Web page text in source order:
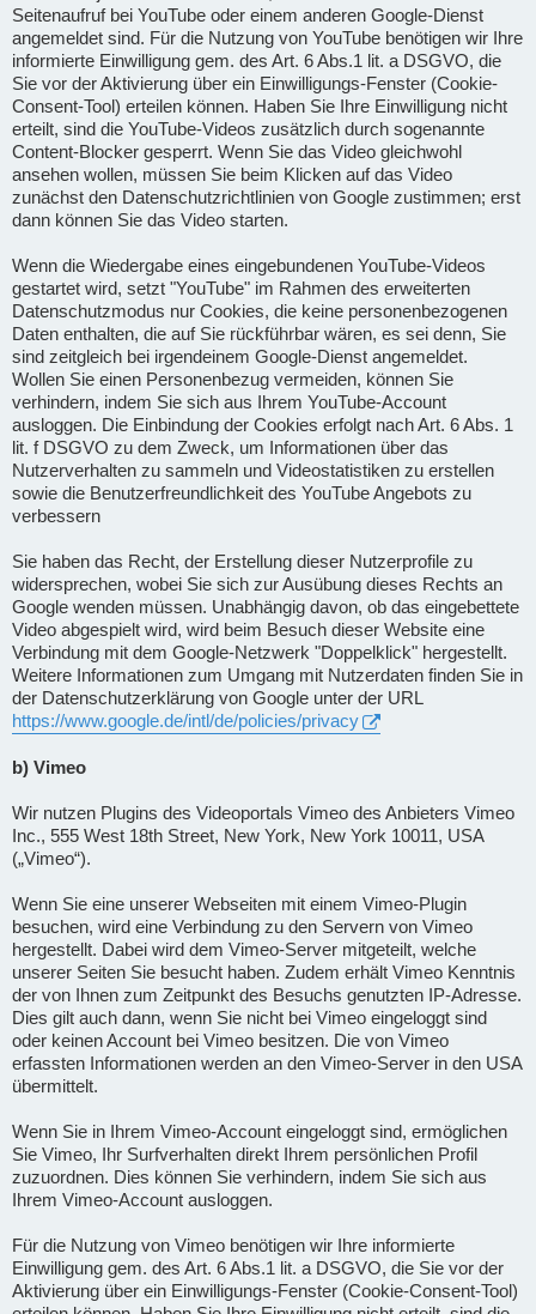
Seitenaufruf bei YouTube oder einem anderen Google-Dienst
angemeldet sind. Für die Nutzung von YouTube benötigen wir Ihre
informierte Einwilligung gem. des Art. 6 Abs.1 lit. a DSGVO, die
Sie vor der Aktivierung über ein Einwilligungs-Fenster (Cookie-
Consent-Tool) erteilen können. Haben Sie Ihre Einwilligung nicht
erteilt, sind die YouTube-Videos zusätzlich durch sogenannte
Content-Blocker gesperrt. Wenn Sie das Video gleichwohl
ansehen wollen, müssen Sie beim Klicken auf das Video
zunächst den Datenschutzrichtlinien von Google zustimmen; erst
dann können Sie das Video starten.
Wenn die Wiedergabe eines eingebundenen YouTube-Videos
gestartet wird, setzt "YouTube" im Rahmen des erweiterten
Datenschutzmodus nur Cookies, die keine personenbezogenen
Daten enthalten, die auf Sie rückführbar wären, es sei denn, Sie
sind zeitgleich bei irgendeinem Google-Dienst angemeldet.
Wollen Sie einen Personenbezug vermeiden, können Sie
verhindern, indem Sie sich aus Ihrem YouTube-Account
ausloggen. Die Einbindung der Cookies erfolgt nach Art. 6 Abs. 1
lit. f DSGVO zu dem Zweck, um Informationen über das
Nutzerverhalten zu sammeln und Videostatistiken zu erstellen
sowie die Benutzerfreundlichkeit des YouTube Angebots zu
verbessern
Sie haben das Recht, der Erstellung dieser Nutzerprofile zu
widersprechen, wobei Sie sich zur Ausübung dieses Rechts an
Google wenden müssen. Unabhängig davon, ob das eingebettete
Video abgespielt wird, wird beim Besuch dieser Website eine
Verbindung mit dem Google-Netzwerk "Doppelklick" hergestellt.
Weitere Informationen zum Umgang mit Nutzerdaten finden Sie in
der Datenschutzerklärung von Google unter der URL
https://www.google.de/intl/de/policies/privacy
b) Vimeo
Wir nutzen Plugins des Videoportals Vimeo des Anbieters Vimeo
Inc., 555 West 18th Street, New York, New York 10011, USA
(„Vimeo“).
Wenn Sie eine unserer Webseiten mit einem Vimeo-Plugin
besuchen, wird eine Verbindung zu den Servern von Vimeo
hergestellt. Dabei wird dem Vimeo-Server mitgeteilt, welche
unserer Seiten Sie besucht haben. Zudem erhält Vimeo Kenntnis
der von Ihnen zum Zeitpunkt des Besuchs genutzten IP-Adresse.
Dies gilt auch dann, wenn Sie nicht bei Vimeo eingeloggt sind
oder keinen Account bei Vimeo besitzen. Die von Vimeo
erfassten Informationen werden an den Vimeo-Server in den USA
übermittelt.
Wenn Sie in Ihrem Vimeo-Account eingeloggt sind, ermöglichen
Sie Vimeo, Ihr Surfverhalten direkt Ihrem persönlichen Profil
zuzuordnen. Dies können Sie verhindern, indem Sie sich aus
Ihrem Vimeo-Account ausloggen.
Für die Nutzung von Vimeo benötigen wir Ihre informierte
Einwilligung gem. des Art. 6 Abs.1 lit. a DSGVO, die Sie vor der
Aktivierung über ein Einwilligungs-Fenster (Cookie-Consent-Tool)